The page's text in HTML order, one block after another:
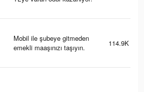
Mobil ile şubeye gitmeden
emekli maaşınızı taşıyın.
114.9K